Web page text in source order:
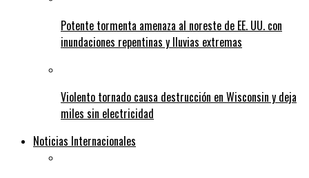
Potente tormenta amenaza al noreste de EE. UU. con
inundaciones repentinas y lluvias extremas
Violento tornado causa destrucción en Wisconsin y deja
miles sin electricidad
Noticias Internacionales